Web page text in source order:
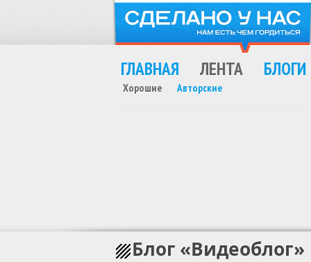
ГЛАВНАЯ ЛЕНТА БЛОГИ
Хорошие Авторские
Блог «Видеоблог»